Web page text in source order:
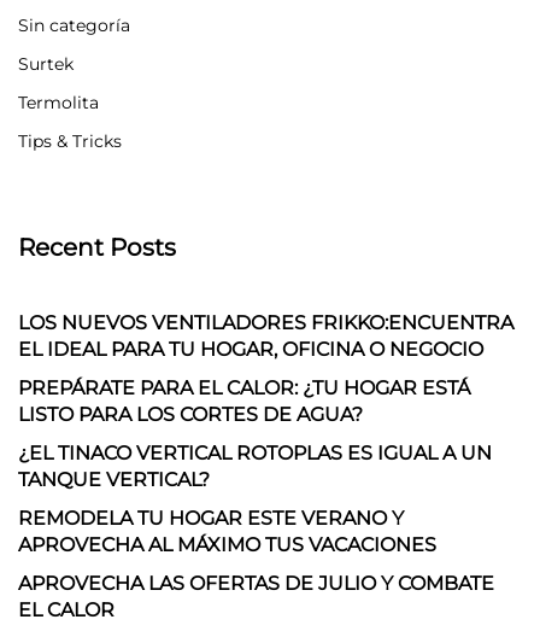
Sin categoría
Surtek
Termolita
Tips & Tricks
Recent Posts
LOS NUEVOS VENTILADORES FRIKKO:ENCUENTRA
EL IDEAL PARA TU HOGAR, OFICINA O NEGOCIO
PREPÁRATE PARA EL CALOR: ¿TU HOGAR ESTÁ
LISTO PARA LOS CORTES DE AGUA?
¿EL TINACO VERTICAL ROTOPLAS ES IGUAL A UN
TANQUE VERTICAL?
REMODELA TU HOGAR ESTE VERANO Y
APROVECHA AL MÁXIMO TUS VACACIONES
APROVECHA LAS OFERTAS DE JULIO Y COMBATE
EL CALOR